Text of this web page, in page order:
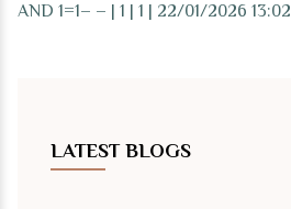
AND 1=1– – | 1 | 1 | 22/01/2026 13:02
LATEST BLOGS